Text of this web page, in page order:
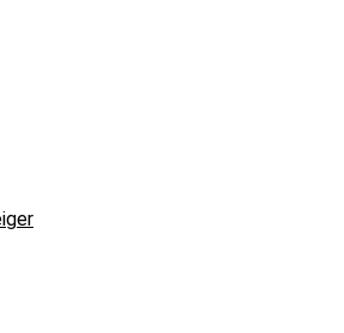
Wir tauchen fröhlich in den
Balena und Meer am sonnigen